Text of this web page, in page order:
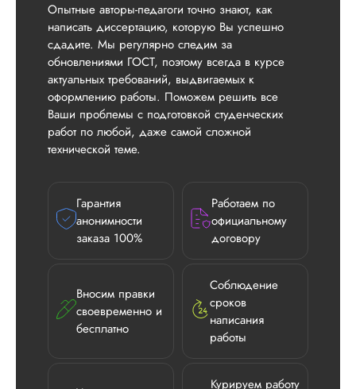
Опытные авторы-педагоги точно знают, как
написать диссертацию, которую Вы успешно
сдадите. Мы регулярно следим за
обновлениями ГОСТ, поэтому всегда в курсе
актуальных требований, выдвигаемых к
оформлению работы. Поможем решить все
Ваши проблемы с подготовкой студенческих
работ по любой, даже самой сложной
технической теме.
Гарантия
анонимности
заказа 100%
Работаем по
официальному
договору
Вносим правки
своевременно и
бесплатно
Соблюдение
сроков
написания
работы
Курируем работу
Вид работы: